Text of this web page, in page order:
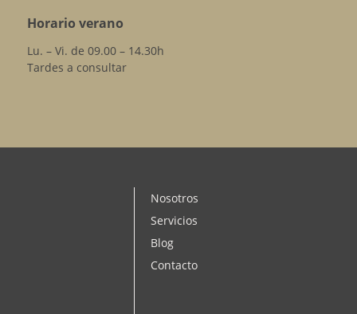
Horario verano
Lu. – Vi. de 09.00 – 14.30h
Tardes a consultar
Nosotros
Servicios
Blog
Contacto